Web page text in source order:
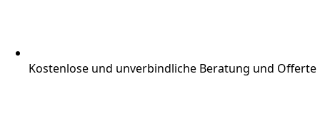
Kostenlose und unverbindliche Beratung und Offerte